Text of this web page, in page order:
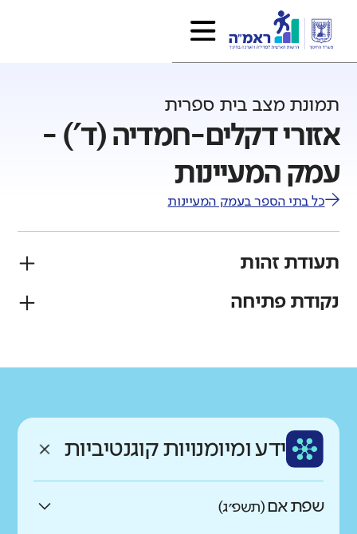
תמונת מצב בית ספרית
אזורי דקלים-חמדיה (ד') -
עמק המעיינות
כל בתי הספר בעמק המעיינות
תעודת זהות
פיקוח
עברית ותיק מאוד
נקודת פתיחה
רקע חברתי כלכלי
נמוך ידע ומיומנויות קוגנטיביות
שפת אם(תשפ״ג)